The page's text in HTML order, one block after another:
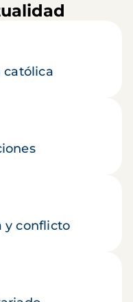
católica
y conflicto